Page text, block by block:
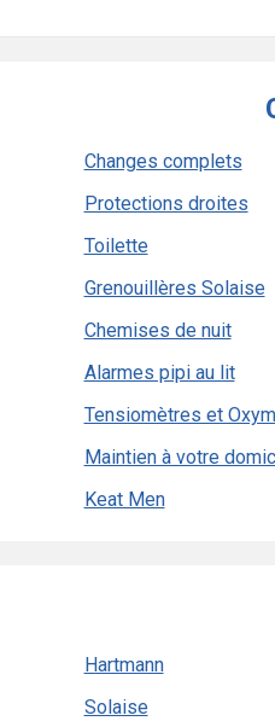
Changes complets
Protections droites
Toilette
Grenouillères Solaise
Chemises de nuit
Alarmes pipi au lit
Tensiomètres et
Maintien à votre
Keat Men
Hartmann
Solaise